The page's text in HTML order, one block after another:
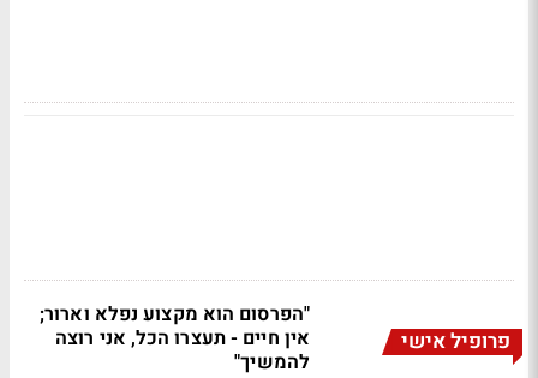
פרופיל אישי
"הפרסום הוא מקצוע נפלא וארור;
אין חיים - תעצרו הכל, אני רוצה
להמשיך"